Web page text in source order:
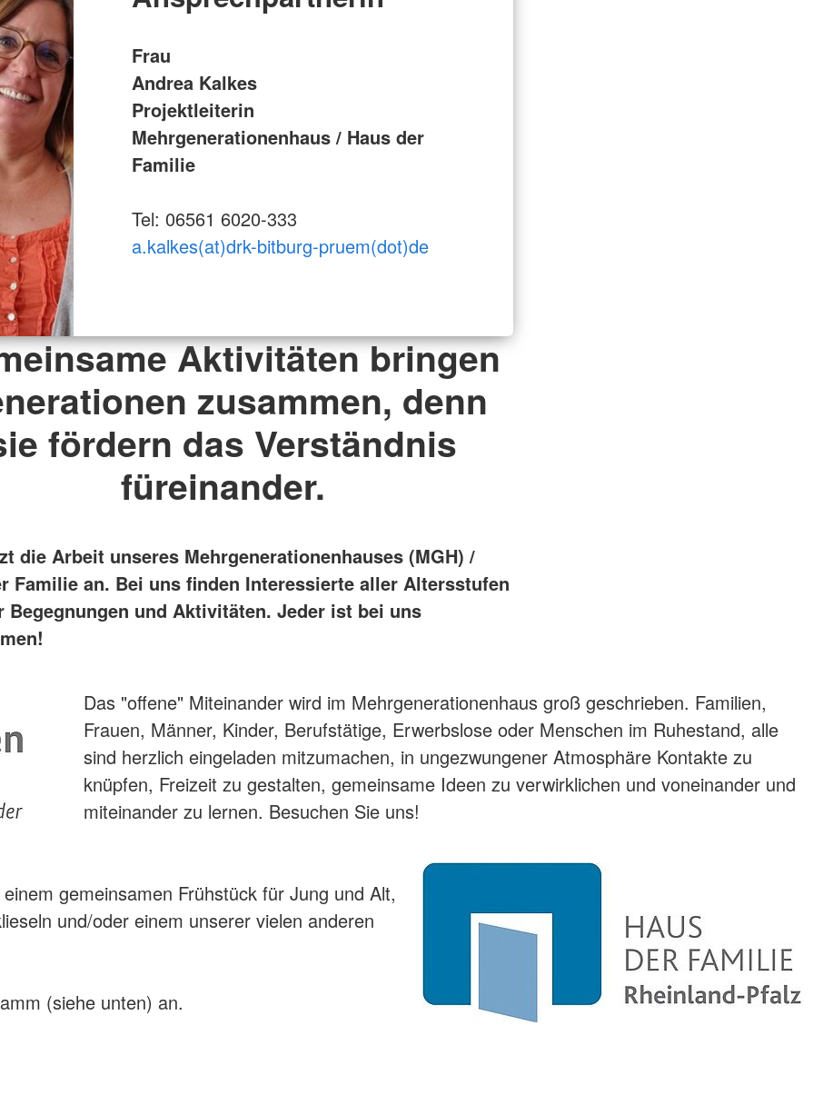
Frau
Andrea Kalkes
Projektleiterin
Mehrgenerationenhaus / Haus der
Familie
Tel: 06561 6020-333
a.kalkes(at)drk-bitburg-pruem(dot)de
Aktivitäten bringen
zusammen, denn
fördern das Verständnis
füreinander.
die Arbeit unseres Mehrgenerationenhauses (MGH) /
Familie an. Bei uns finden Interessierte aller Altersstufen
Begegnungen und Aktivitäten. Jeder ist bei uns
Das "offene" Miteinander wird im Mehrgenerationenhaus groß geschrieben. Familien,
Frauen, Männer, Kinder, Berufstätige, Erwerbslose oder Menschen im Ruhestand, alle
sind herzlich eingeladen mitzumachen, in ungezwungener Atmosphäre Kontakte zu
knüpfen, Freizeit zu gestalten, gemeinsame Ideen zu verwirklichen und voneinander und
miteinander zu lernen. Besuchen Sie uns!
gemeinsamen Frühstück für Jung und Alt,
und/oder einem unserer vielen anderen
(siehe unten) an.